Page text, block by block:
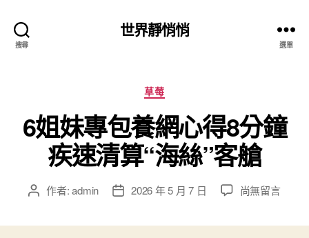
搜尋
世界靜悄悄
選單
分
類
草莓
6姐妹專包養網心得8分鐘
疾速清算“海絲”客艙
文 作者:admin
文 2026 年 5 月 7 日
在
尚無留言